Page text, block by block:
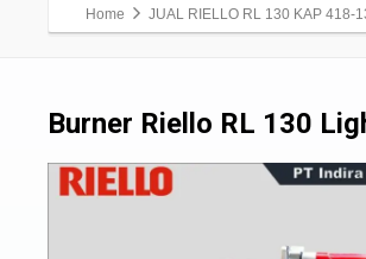
Home JUAL RIELLO RL 130 KAP 418-
Burner Riello RL 130